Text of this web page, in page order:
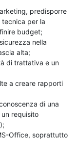
predisporre
per la
budget;
nella
alta;
di trattativa e un
a creare rapporti
di una
requisito
Office, soprattutto